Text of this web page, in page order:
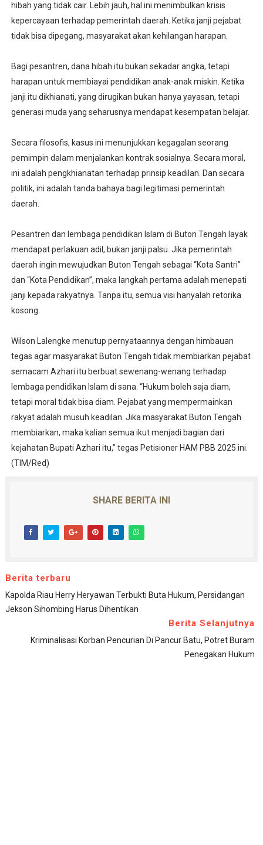
hibah yang tidak cair. Lebih jauh, hal ini menimbulkan krisis
kepercayaan terhadap pemerintah daerah. Ketika janji pejabat
tidak bisa dipegang, masyarakat akan kehilangan harapan.
Bagi pesantren, dana hibah itu bukan sekadar angka, tetapi
harapan untuk membiayai pendidikan anak-anak miskin. Ketika
janji itu dikhianati, yang dirugikan bukan hanya yayasan, tetapi
generasi muda yang seharusnya mendapat kesempatan belajar.
Secara filosofis, kasus ini menunjukkan kegagalan seorang
pemimpin dalam menjalankan kontrak sosialnya. Secara moral,
ini adalah pengkhianatan terhadap prinsip keadilan. Dan secara
politik, ini adalah tanda bahaya bagi legitimasi pemerintah
daerah.
Pesantren dan lembaga pendidikan Islam di Buton Tengah layak
mendapat perlakuan adil, bukan janji palsu. Jika pemerintah
daerah ingin mewujudkan Buton Tengah sebagai “Kota Santri”
dan “Kota Pendidikan”, maka langkah pertama adalah menepati
janji kepada rakyatnya. Tanpa itu, semua visi hanyalah retorika
kosong.
Wilson Lalengke menutup pernyataannya dengan himbauan
tegas agar masyarakat Buton Tengah tidak membiarkan pejabat
semacam Azhari itu berbuat sewenang-wenang terhadap
lembaga pendidikan Islam di sana. “Hukum boleh saja diam,
tetapi moral tidak bisa diam. Pejabat yang mempermainkan
rakyat adalah musuh keadilan. Jika masyarakat Buton Tengah
membiarkan, maka kalian semua ikut menjadi bagian dari
kejahatan Bupati Azhari itu,” tegas Petisioner HAM PBB 2025 ini.
(TIM/Red)
SHARE BERITA INI
Berita terbaru
Kapolda Riau Herry Heryawan Terbukti Buta Hukum, Persidangan
Jekson Sihombing Harus Dihentikan
Berita Selanjutnya
Kriminalisasi Korban Pencurian Di Pancur Batu, Potret Buram
Penegakan Hukum